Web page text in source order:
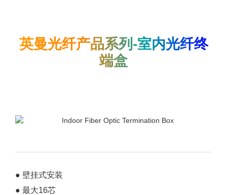
英曼光纤产品系列-室内光纤终
端盒
● 壁挂式安装
● 最大16芯